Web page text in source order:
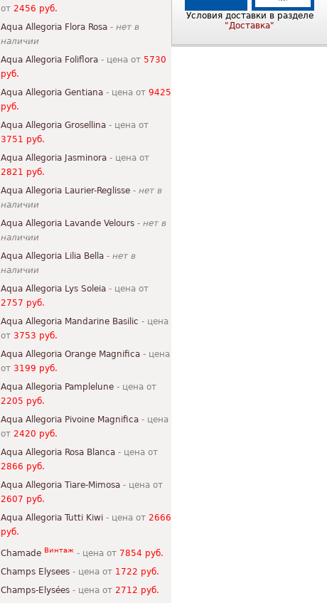
от 2456 руб.
Aqua Allegoria Flora Rosa - нет в
наличии
Aqua Allegoria Foliflora - цена от 5730
руб.
Aqua Allegoria Gentiana - цена от 9425
руб.
Aqua Allegoria Grosellina - цена от
3751 руб.
Aqua Allegoria Jasminora - цена от
2821 руб.
Aqua Allegoria Laurier-Reglisse - нет в
наличии
Aqua Allegoria Lavande Velours - нет в
наличии
Aqua Allegoria Lilia Bella - нет в
наличии
Aqua Allegoria Lys Soleia - цена от
2757 руб.
Aqua Allegoria Mandarine Basilic - цена
от 3753 руб.
Aqua Allegoria Orange Magnifica - цена
от 3199 руб.
Aqua Allegoria Pamplelune - цена от
2205 руб.
Aqua Allegoria Pivoine Magnifica - цена
от 2420 руб.
Aqua Allegoria Rosa Blanca - цена от
2866 руб.
Aqua Allegoria Tiare-Mimosa - цена от
2607 руб.
Aqua Allegoria Tutti Kiwi - цена от 2666
руб.
Chamade Винтаж - цена от 7854 руб.
Champs Elysees - цена от 1722 руб.
Champs-Elysées - цена от 2712 руб.
Условия доставки в разделе
"Доставка"